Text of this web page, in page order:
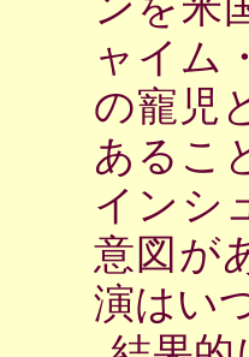
ャイム
の寵児
あるこ
インシ
意図が
演はい